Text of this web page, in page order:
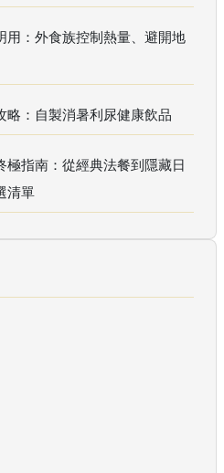
用：外食族控制熱量、避開地
略：自製消暑利尿健康飲品
極指南：從經典法餐到隱藏日
清單